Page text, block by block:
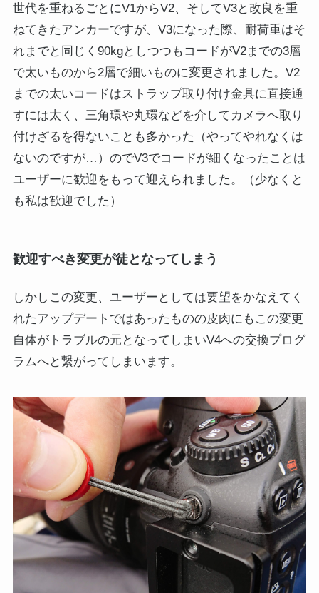
世代を重ねるごとにV1からV2、そしてV3と改良を重
ねてきたアンカーですが、V3になった際、耐荷重はそ
れまでと同じく90kgとしつつもコードがV2までの3層
で太いものから2層で細いものに変更されました。V2
までの太いコードはストラップ取り付け金具に直接通
すには太く、三角環や丸環などを介してカメラへ取り
付けざるを得ないことも多かった（やってやれなくは
ないのですが…）のでV3でコードが細くなったことは
ユーザーに歓迎をもって迎えられました。（少なくと
も私は歓迎でした）
歓迎すべき変更が徒となってしまう
しかしこの変更、ユーザーとしては要望をかなえてく
れたアップデートではあったものの皮肉にもこの変更
自体がトラブルの元となってしまいV4への交換プログ
ラムへと繋がってしまいます。